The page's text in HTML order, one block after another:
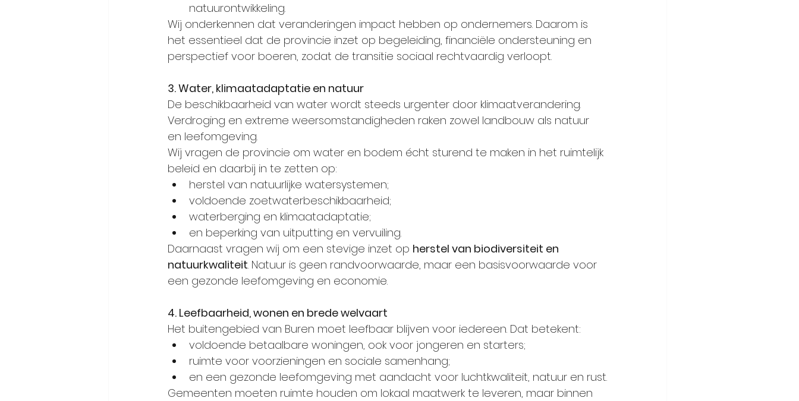
natuurontwikkeling.
Wij onderkennen dat veranderingen impact hebben op ondernemers. Daarom is
het essentieel dat de provincie inzet op begeleiding, financiële ondersteuning en
perspectief voor boeren, zodat de transitie sociaal rechtvaardig verloopt.
3. Water, klimaatadaptatie en natuur
De beschikbaarheid van water wordt steeds urgenter door klimaatverandering.
Verdroging en extreme weersomstandigheden raken zowel landbouw als natuur
en leefomgeving.
Wij vragen de provincie om water en bodem écht sturend te maken in het ruimtelijk
beleid en daarbij in te zetten op:
herstel van natuurlijke watersystemen;
voldoende zoetwaterbeschikbaarheid;
waterberging en klimaatadaptatie;
en beperking van uitputting en vervuiling.
Daarnaast vragen wij om een stevige inzet op herstel van biodiversiteit en
natuurkwaliteit. Natuur is geen randvoorwaarde, maar een basisvoorwaarde voor
een gezonde leefomgeving en economie.
4. Leefbaarheid, wonen en brede welvaart
Het buitengebied van Buren moet leefbaar blijven voor iedereen. Dat betekent:
voldoende betaalbare woningen, ook voor jongeren en starters;
ruimte voor voorzieningen en sociale samenhang;
en een gezonde leefomgeving met aandacht voor luchtkwaliteit, natuur en rust.
Gemeenten moeten ruimte houden om lokaal maatwerk te leveren, maar binnen